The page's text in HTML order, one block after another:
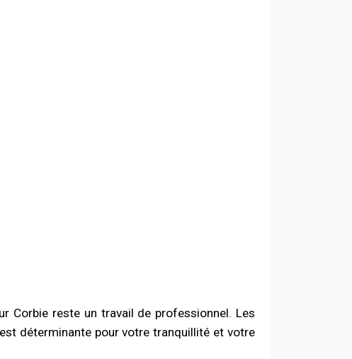
Corbie reste un travail de professionnel. Les
déterminante pour votre tranquillité et votre